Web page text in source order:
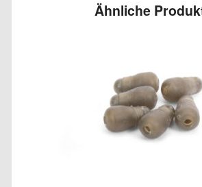
Ähnliche